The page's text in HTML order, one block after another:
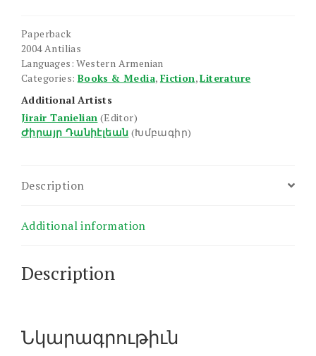
Paperback
2004 Antilias
Languages: Western Armenian
Categories: Books & Media, Fiction,Literature
Additional Artists
Jirair Tanielian (Editor)
Ժիրայր Դանիէլեան (Խմբագիր)
Description
Additional information
Description
Նկարագրութիւն